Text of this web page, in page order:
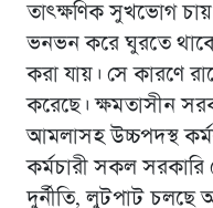
তাৎক্ষণিক সুখভোগ
ভনভন করে ঘুরতে
করা যায়। সে কারণে
করেছে। ক্ষমতাসীন
আমলাসহ উচ্চপদস্থ
কর্মচারী সকল
দুর্নীতি, লুটপাট চলছে